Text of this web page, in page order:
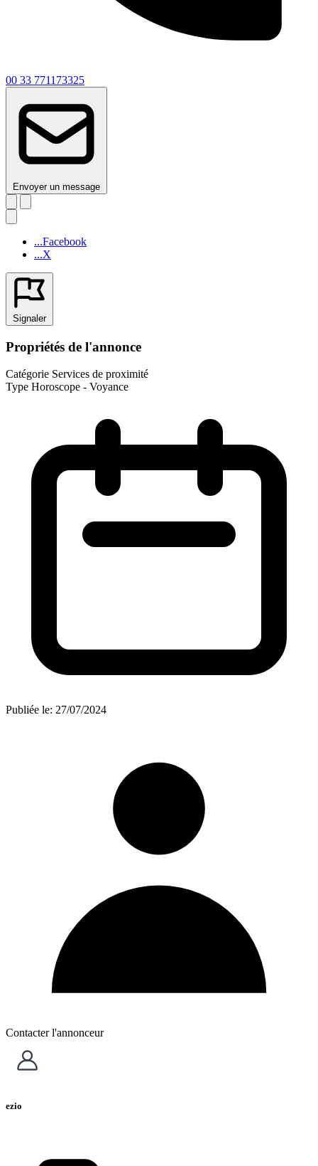
00 33 771173325
Envoyer un message
...Facebook
...X
Signaler
Propriétés de l'annonce
Catégorie Services de proximité
Type Horoscope - Voyance
Publiée le: 27/07/2024
Contacter l'annonceur
ezio